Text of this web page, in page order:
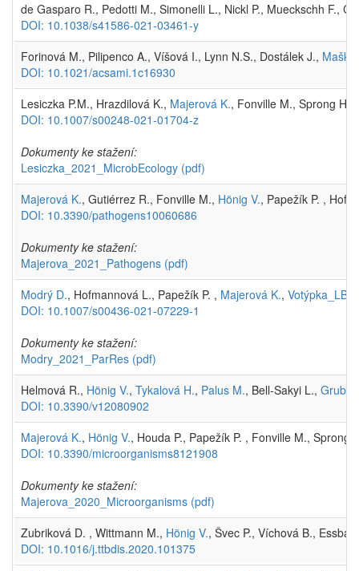
de Gasparo R., Pedotti M., Simonelli L., Nickl P., Mueckschh F.,
DOI: 10.1038/s41586-021-03461-y
Forinová M., Pilipenco A., Víšová I., Lynn N.S., Dostálek J.,
DOI: 10.1021/acsami.1c16930
Lesiczka P.M., Hrazdilová K., Majerová K., Fonville M., Sprong H.,
DOI: 10.1007/s00248-021-01704-z
Dokumenty ke stažení:
Lesiczka_2021_MicrobEcology (pdf)
Majerová K., Gutiérrez R., Fonville M., Hönig V., Papežík P. ,
DOI: 10.3390/pathogens10060686
Dokumenty ke stažení:
Majerova_2021_Pathogens (pdf)
Modrý D., Hofmannová L., Papežík P. , Majerová K.,
DOI: 10.1007/s00436-021-07229-1
Dokumenty ke stažení:
Modry_2021_ParRes (pdf)
Helmová R., Hönig V., Tykalová H., Palus M., Bell-Sakyi L.,
DOI: 10.3390/v12080902
Majerová K., Hönig V., Houda P., Papežík P. , Fonville M., Sprong
DOI: 10.3390/microorganisms8121908
Dokumenty ke stažení:
Majerova_2020_Microorganisms (pdf)
Zubriková D. , Wittmann M., Hönig V., Švec P., Víchová B.,
DOI: 10.1016/j.ttbdis.2020.101375